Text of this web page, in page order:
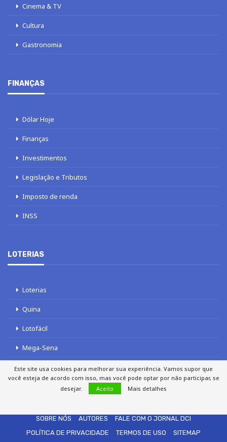
Cinema & TV
Cultura
Gastronomia
FINANÇAS
Dólar Hoje
Finanças
Investimentos
Legislação e Tributos
Imposto de renda
INSS
LOTERIAS
Loterias
Quina
Lotofácil
Mega-Sena
Tele sena
SOBRE NÓS AUTORES
FALE COM O JORNAL DCI
POLÍTICA DE PRIVACIDADE
TERMOS DE USO SITEMAP
Este site usa cookies para melhorar sua experiência. Vamos supor que
você esteja de acordo com isso, mas você pode optar por não participar, se
desejar.
Aceito Mais detalhes